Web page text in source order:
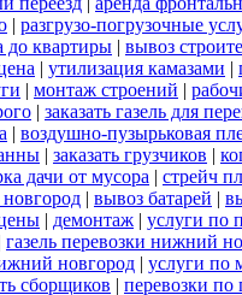
| разгрузо-погрузочные
до квартиры | вывоз
| утилизация камазами |
| монтаж строений |
| заказать газель для
| воздушно-пузырьковая
| заказать грузчиков |
дачи от мусора | стрейч
| вывоз батарей |
| демонтаж | услуги по
газель перевозки нижний
новгород | услуги по
сборщиков | перевозки